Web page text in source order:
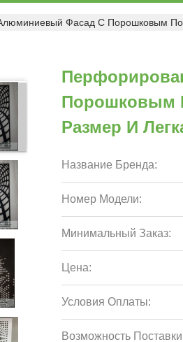
Фасад С Порошковым
Порошковым
Размер И
Название Бренда:
Номер Модели:
Минимальный Заказ:
Цена:
Условия Оплаты:
Возможность